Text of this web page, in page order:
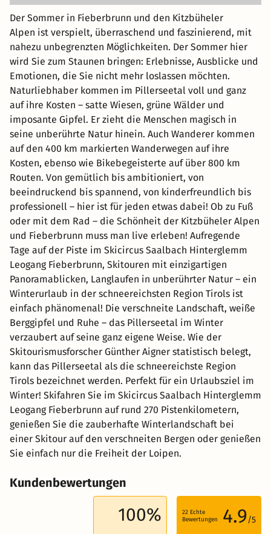
Der Sommer in Fieberbrunn und den Kitzbüheler
Alpen ist verspielt, überraschend und faszinierend, mit
nahezu unbegrenzten Möglichkeiten. Der Sommer hier
wird Sie zum Staunen bringen: Erlebnisse, Ausblicke und
Emotionen, die Sie nicht mehr loslassen möchten.
Naturliebhaber kommen im Pillerseetal voll und ganz
auf ihre Kosten – satte Wiesen, grüne Wälder und
imposante Gipfel. Er zieht die Menschen magisch in
seine unberührte Natur hinein. Auch Wanderer kommen
auf den 400 km markierten Wanderwegen auf ihre
Kosten, ebenso wie Bikebegeisterte auf über 800 km
Routen. Von gemütlich bis ambitioniert, von
beeindruckend bis spannend, von kinderfreundlich bis
professionell – hier ist für jeden etwas dabei! Ob zu Fuß
oder mit dem Rad – die Schönheit der Kitzbüheler Alpen
und Fieberbrunn muss man live erleben! Aufregende
Tage auf der Piste im Skicircus Saalbach Hinterglemm
Leogang Fieberbrunn, Skitouren mit einzigartigen
Panoramablicken, Langlaufen in unberührter Natur – ein
Winterurlaub in der schneereichsten Region Tirols ist
einfach phänomenal! Die verschneite Landschaft, weiße
Berggipfel und Ruhe – das Pillerseetal im Winter
verzaubert auf seine ganz eigene Weise. Wie der
Skitourismusforscher Günther Aigner statistisch belegt,
kann das Pillerseetal als die schneereichste Region
Tirols bezeichnet werden. Perfekt für ein Urlaubsziel im
Winter! Skifahren Sie im Skicircus Saalbach Hinterglemm
Leogang Fieberbrunn auf rund 270 Pistenkilometern,
genießen Sie die zauberhafte Winterlandschaft bei
einer Skitour auf den verschneiten Bergen oder genießen
Sie einfach nur die Freiheit der Loipen.
Kundenbewertungen
100% 22 Echte
Bewertungen
4.9/5